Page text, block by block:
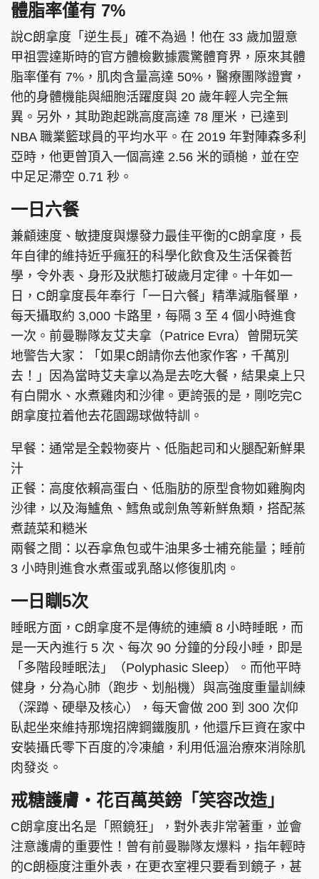
關於我們
聯絡我們
隱私政策聲明
版權及免責聲明
Copyright © 東周網 版權所有 . 不得轉載
©Eastweek.com.hk. All rights reserved.
體脂率僅有 7%
說C朗拿度「逆生長」確不為過！他在 33 歲加盟意
甲祖雲達斯時的官方體檢數據震驚體育界，原來其體
脂率僅有 7%，肌肉含量高達 50%，醫療團隊證實，
他的身體機能與細胞活躍度與 20 歲年輕人完全無
異。另外，其助跑起跳高度高達 78 厘米，已達到
NBA 職業籃球員的平均水平。在 2019 年對陣森多利
亞時，他更曾頂入一個高達 2.56 米的頭槌，並在空
中足足滯空 0.71 秒。
一日六餐
兼顧速度、敏捷度與爆發力最佳平衡的C朗拿度，長
年自律的維持近乎瘋狂的科學化飲食及生活保養哲
學，令外表、身形及狀態打破歲月定律。十年如一
日，C朗拿度長年奉行「一日六餐」精準減脂餐單，
每天攝取約 3,000 卡路里，每隔 3 至 4 個小時進食
一次。前曼聯隊友艾夫拿（Patrice Evra）曾開玩笑
地警告大家：「如果C朗請你去他家作客，千萬別
去！」因為當時艾夫拿以為是去吃大餐，結果桌上只
有白開水、水煮雞肉和沙律。更誇張的是，剛吃完C
朗拿度拉着他去花園踢球做特訓。
早餐：通常是全穀物麥片、低脂起司和火腿配新鮮果
汁
正餐：高度依賴高蛋白、低脂肪的原型食物如雞胸肉
沙律，以及海鱸魚、鱈魚或劍魚等新鮮魚類，搭配蒸
煮蔬菜和糙米
兩餐之間：以吞拿魚包或牛油果多士補充能量；睡前
3 小時則進食水煮蛋或乳酪以修復肌肉。
一日瞓5次
睡眠方面，C朗拿度不是傳統的連續 8 小時睡眠，而
是一天內進行 5 次、每次 90 分鐘的分段小睡，即是
「多階段睡眠法」（Polyphasic Sleep）。而他平時
健身，分為心肺（跑步、划船機）與高強度重量訓練
（深蹲、硬舉及核心），每天會做 200 到 300 次仰
臥起坐來維持那塊招牌鋼鐵腹肌，他還斥巨資在家中
安裝攝氏零下百度的冷凍艙，利用低溫治療來消除肌
肉發炎。
戒糖護膚‧花百萬英鎊「笑容改造」
C朗拿度出名是「照鏡狂」，對外表非常著重，並會
注意護膚的重要性！曾有前曼聯隊友爆料，指年輕時
的C朗極度注重外表，在更衣室裡只要看到鏡子，甚